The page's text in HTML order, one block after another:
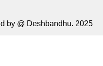
by @ Deshbandhu. 2025